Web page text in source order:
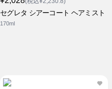
セグレタ シアーコート ヘアミスト
170ml